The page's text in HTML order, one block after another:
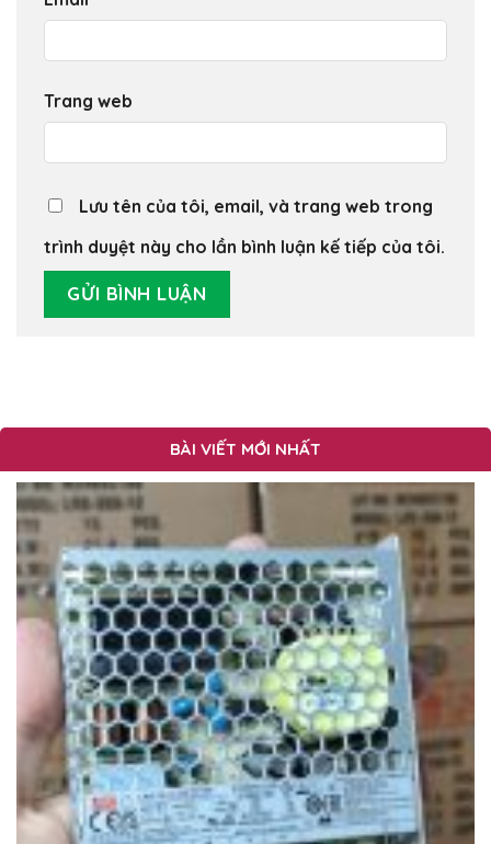
Trang web
Lưu tên của tôi, email, và trang web trong
trình duyệt này cho lần bình luận kế tiếp của tôi.
BÀI VIẾT MỚI NHẤT